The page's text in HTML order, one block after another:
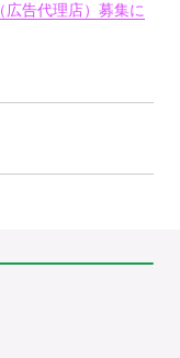
広告代理店）募集に